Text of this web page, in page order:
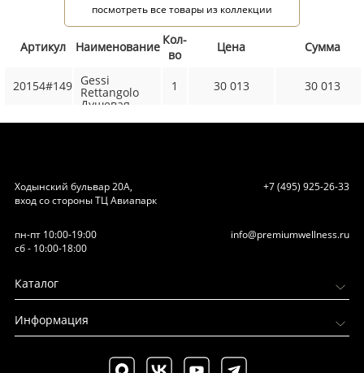
посмотреть все товары из коллекции
Артикул Наименование Кол-
во
Цена Сумма
20154#149 Gessi
Rettangolo
Душевая
1 30 013 30 013
Ходынский бульвар 20А,
вход со стороны ТЦ Авиапарк
+7 (495) 925-26-33
пн-пт 10:00-19:00
сб - 10:00-18:00
info@premiumwellness.ru
Каталог
Информация